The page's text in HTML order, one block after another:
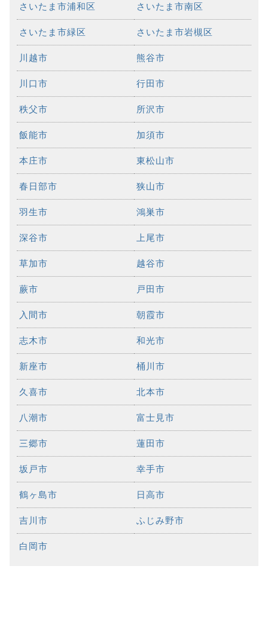
さいたま市浦和区 さいたま市南区
さいたま市緑区 さいたま市岩槻区
川越市 熊谷市
川口市 行田市
秩父市 所沢市
飯能市 加須市
本庄市 東松山市
春日部市 狭山市
羽生市 鴻巣市
深谷市 上尾市
草加市 越谷市
蕨市 戸田市
入間市 朝霞市
志木市 和光市
新座市 桶川市
久喜市 北本市
八潮市 富士見市
三郷市 蓮田市
坂戸市 幸手市
鶴ヶ島市 日高市
吉川市 ふじみ野市
白岡市